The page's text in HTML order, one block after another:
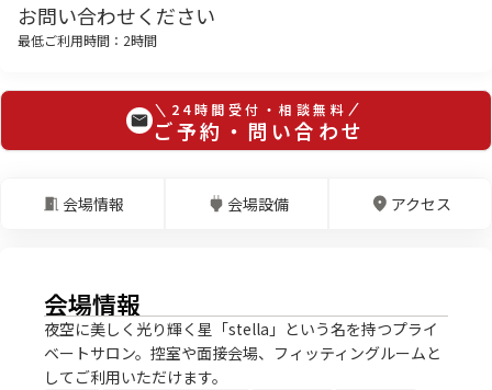
お問い合わせください
最低ご利用時間： 2時間
24時間受付・相談無料
ご予約・問い合わせ
会場情報 会場設備 アクセス
会場情報
夜空に美しく光り輝く星「stella」という名を持つプライ
ベートサロン。控室や面接会場、フィッティングルームと
してご利用いただけます。